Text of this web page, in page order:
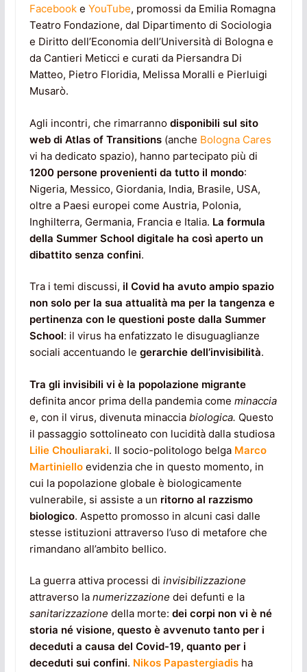
Facebooke YouTube, promossi da Emilia Romagna
Teatro Fondazione, dal Dipartimento di Sociologia
e Diritto dell’Economia dell’Università di Bologna e
da Cantieri Meticci e curati da Piersandra Di
Matteo, Pietro Floridia, Melissa Moralli e Pierluigi
Musarò.
Agli incontri, che rimarranno disponibili sul sito
web di Atlas of Transitions(anche Bologna Cares
vi ha dedicato spazio), hanno partecipato più di
1200 persone provenienti da tutto il mondo:
Nigeria, Messico, Giordania, India, Brasile, USA,
oltre a Paesi europei come Austria, Polonia,
Inghilterra, Germania, Francia e Italia. La formula
della Summer School digitale ha così aperto un
dibattito senza confini.
Tra i temi discussi, il Covid ha avuto ampio spazio
non solo per la sua attualità ma per la tangenza e
pertinenza con le questioni poste dalla Summer
School: il virus ha enfatizzato le disuguaglianze
sociali accentuando le gerarchie dell’invisibilità.
Tra gli invisibili vi è la popolazione migrante
definita ancor prima della pandemia come minaccia
e, con il virus, divenuta minaccia biologica. Questo
il passaggio sottolineato con lucidità dalla studiosa
Lilie Chouliaraki. Il socio-politologo belga Marco
Martinielloevidenzia che in questo momento, in
cui la popolazione globale è biologicamente
vulnerabile, si assiste a un ritorno al razzismo
biologico. Aspetto promosso in alcuni casi dalle
stesse istituzioni attraverso l’uso di metafore che
rimandano all’ambito bellico.
La guerra attiva processi di invisibilizzazione
attraverso la numerizzazione dei defunti e la
sanitarizzazione della morte: dei corpi non vi è né
storia né visione, questo è avvenuto tanto per i
deceduti a causa del Covid-19, quanto per i
deceduti sui confini. Nikos Papastergiadisha